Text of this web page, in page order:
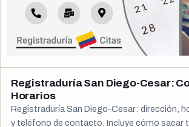
Registraduría San Diego-Cesar:
Horarios
Registraduría San Diego-Cesar: dirección,
y teléfono de contacto. Incluye cómo sacar